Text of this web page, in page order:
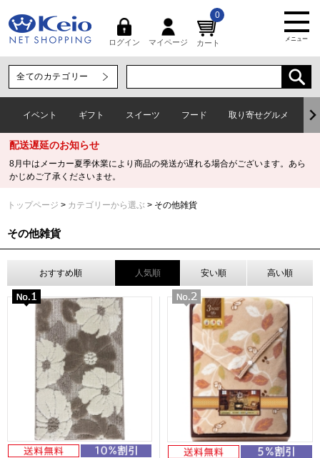
ログイン マイページ カート
0
メニュー
イベント ギフト スイーツ フード 取り寄せグルメ
配送遅延のお知らせ
8月中はメーカー夏季休業により商品の発送が遅れる場合がございます。あら
かじめご了承くださいませ。
トップページ カテゴリーから選ぶ その他雑貨
その他雑貨
おすすめ順 人気順 安い順 高い順